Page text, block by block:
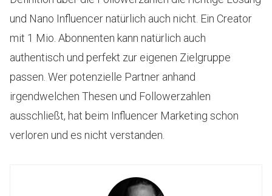
und Nano Influencer natürlich auch nicht. Ein Creator
mit 1 Mio. Abonnenten kann natürlich auch
authentisch und perfekt zur eigenen Zielgruppe
passen. Wer potenzielle Partner anhand
irgendwelchen Thesen und Followerzahlen
ausschließt, hat beim Influencer Marketing schon
verloren und es nicht verstanden.